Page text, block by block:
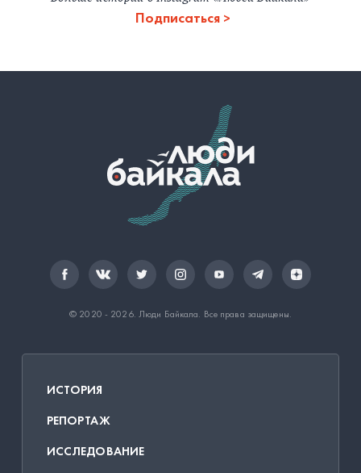
Подписаться
© 2020 - 2026. Люди Байкала . Все права защищены.
ИСТОРИЯ
РЕПОРТАЖ
ИССЛЕДОВАНИЕ